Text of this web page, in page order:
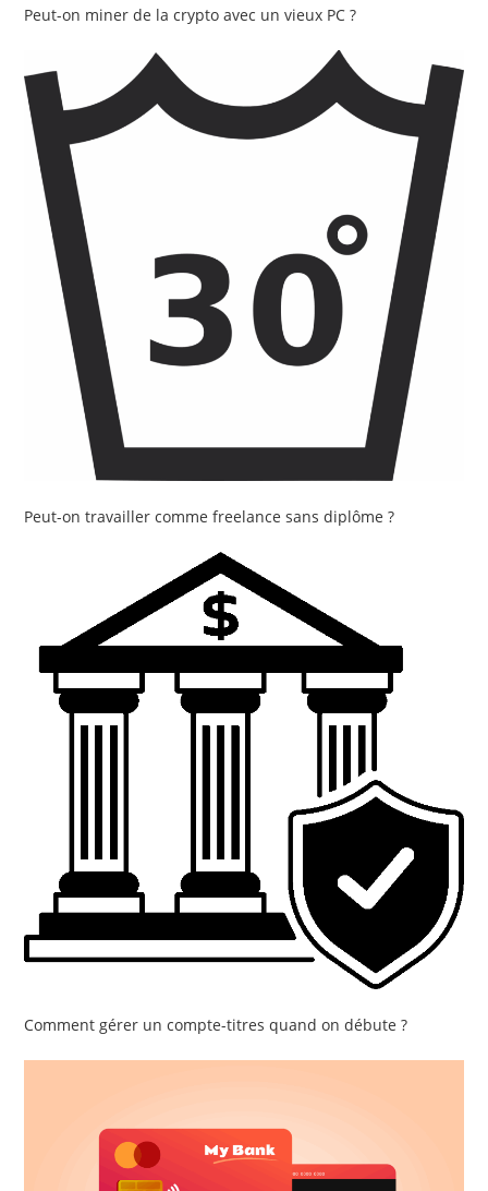
Peut-on miner de la crypto avec un vieux PC ?
Peut-on travailler comme freelance sans diplôme ?
Comment gérer un compte-titres quand on débute ?